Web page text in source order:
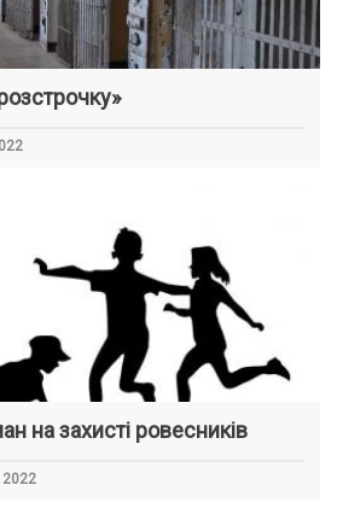
на захисті ровесників
2022